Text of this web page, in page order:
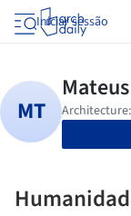
Iniciar sessão